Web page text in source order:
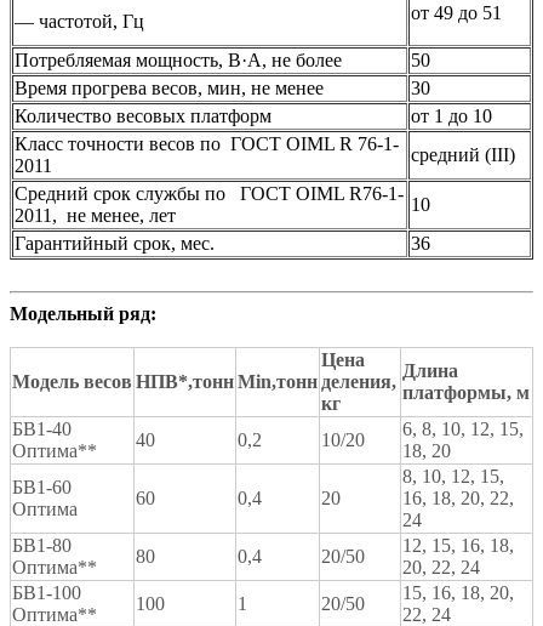
— частотой, Гц
от 49 до 51
Потребляемая мощность, В·A, не более
50
Время прогрева весов, мин, не менее
30
Количество весовых платформ
от 1 до 10
Класс точности весов по ГОСТ OIML R 76-1-
2011
средний (III)
Средний срок службы по ГОСТ OIML R76-1-
2011, не менее, лет
10
Гарантийный срок, мес.
36
Модельный ряд:
Модель весов НПВ*,тоннMin,тонн
Цена
деления,
кг
Длина
платформы, м
БВ1-40
Оптима**
40 0,2 10/20
6, 8, 10, 12, 15,
18, 20
БВ1-60
Оптима
60 0,4 20
8, 10, 12, 15,
16, 18, 20, 22,
24
БВ1-80
Оптима**
80 0,4 20/50
12, 15, 16, 18,
20, 22, 24
БВ1-100
Оптима**
100 1 20/50
15, 16, 18, 20,
22, 24